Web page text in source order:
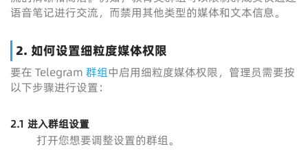
语音笔记进行交流，而禁用其他类型的媒体和文本信息。
2. 如何设置细粒度媒体权限
要在 Telegram 群组中启用细粒度媒体权限，管理员需要按
以下步骤进行设置：
2.1 进入群组设置
打开您想要调整设置的群组。